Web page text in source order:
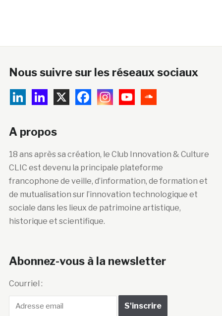
Nous suivre sur les réseaux sociaux
A propos
18 ans après sa création, le Club Innovation & Culture
CLIC est devenu la principale plateforme
francophone de veille, d’information, de formation et
de mutualisation sur l’innovation technologique et
sociale dans les lieux de patrimoine artistique,
historique et scientifique.
Abonnez-vous à la newsletter
Courriel :